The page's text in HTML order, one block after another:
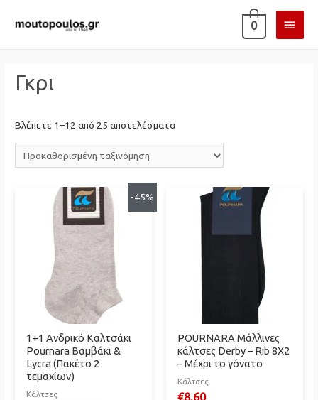
0
Γκρι
Βλέπετε 1–12 από 25 αποτελέσματα
-45%
1+1 Ανδρικό Καλτσάκι
Pournara Βαμβάκι &
Lycra (Πακέτο 2
τεμαχίων)
Κάλτσες
POURNARA Μάλλινες
κάλτσες Derby – Rib 8X2
– Μέχρι το γόνατο
Κάλτσες